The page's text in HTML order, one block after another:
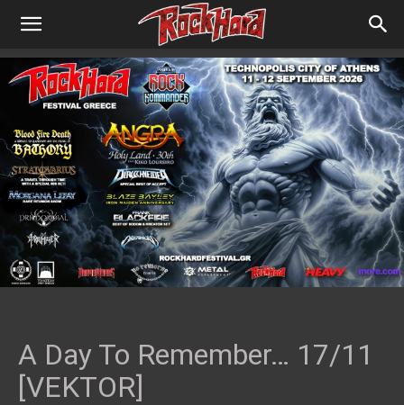
A Day To Remember… 17/11
[VEKTOR]